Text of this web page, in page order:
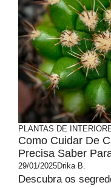
PLANTAS DE
Como Cuidar De
Precisa Saber
29/01/2025Drika B.
Descubra os